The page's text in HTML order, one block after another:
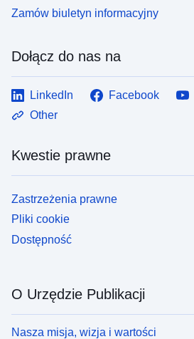
Zamów biuletyn informacyjny
Dołącz do nas na
LinkedIn Facebook
Other
Kwestie prawne
Zastrzeżenia prawne
Pliki cookie
Dostępność
O Urzędzie Publikacji
Nasza misja, wizja i wartości